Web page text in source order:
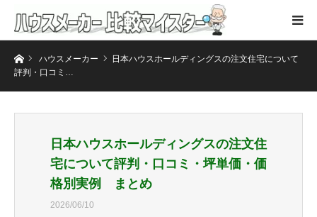
ホームハウスメーカー
日本ハウスホールディングスの注文住宅について
評判・口コミ…
日本ハウスホールディングスの注文住
宅について評判・口コミ・坪単価・価
格別実例 まとめ
2026/06/10